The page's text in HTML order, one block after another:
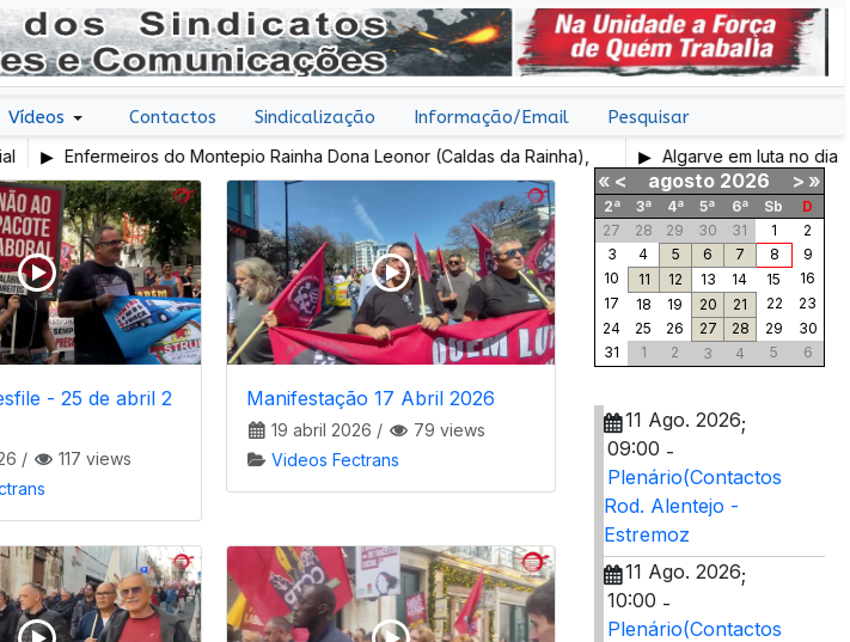
Vídeos Contactos Sindicalização Informação/Email Pesquisar
Enfermeiros do Montepio Rainha Dona Leonor (Caldas da Rainha),
Greve
Algarve em luta no dia 7 de
- 25 de abril 2
/
117 views
Manifestação 17 Abril 2026
19 abril 2026 /
79 views
Videos Fectrans
« < agosto 2026 > »
2ª 3ª 4ª 5ª 6ª Sb
D
27
28 29 30 31 1
2
3
4 5 6 7 8
9
10
11 12 13 14 15
16
17
18 19 20 21 22
23
24
25 26 27 28 29
30
31
1 2 3 4 5 6
11 Ago. 2026;
09:00 -
Plenário(Contactos
Rod. Alentejo -
Estremoz
11 Ago. 2026;
10:00 -
Plenário(Contactos